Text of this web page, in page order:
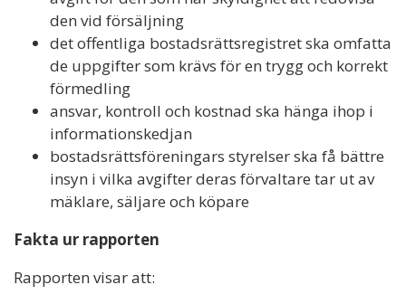
den vid försäljning
det offentliga bostadsrättsregistret ska omfatta
de uppgifter som krävs för en trygg och korrekt
förmedling
ansvar, kontroll och kostnad ska hänga ihop i
informationskedjan
bostadsrättsföreningars styrelser ska få bättre
insyn i vilka avgifter deras förvaltare tar ut av
mäklare, säljare och köpare
Fakta ur rapporten
Rapporten visar att: